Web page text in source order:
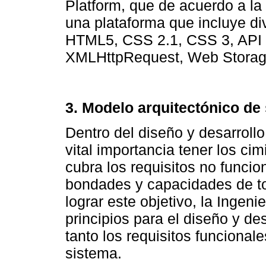
Platform, que de acuerdo a
una plataforma que incluye
HTML5, CSS 2.1, CSS 3,
XMLHttpRequest, Web
3. Modelo arquitectónico de
Dentro del diseño y
vital importancia tener los
cubra los requisitos no
bondades y capacidades de
lograr este objetivo, la
principios para el diseño y
tanto los requisitos
sistema.